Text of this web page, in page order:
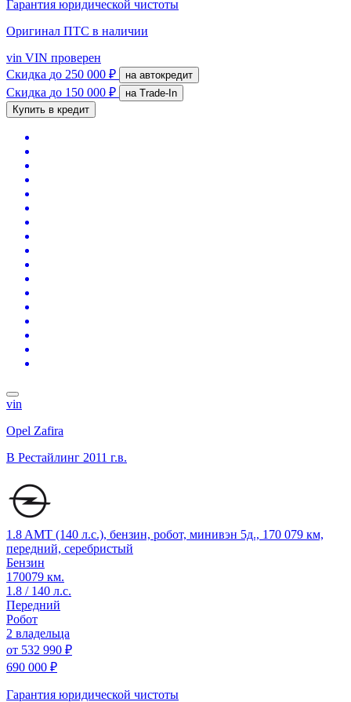
Гарантия юридической чистоты
Оригинал ПТС в наличии
vin VIN проверен
Скидка до 250 000 ₽ на автокредит
Скидка до 150 000 ₽
на Trade-In
Купить в кредит
vin
Opel Zafira
B Рестайлинг 2011 г.в.
1.8 AMT (140 л.с.), бензин, робот, минивэн 5д., 170 079 км,
передний, серебристый
Бензин
170079 км.
1.8 / 140 л.с.
Передний
Робот
2 владельца
от 532 990 ₽
690 000 ₽
Гарантия юридической чистоты